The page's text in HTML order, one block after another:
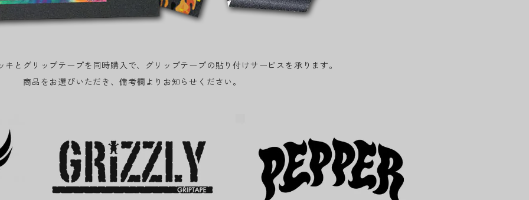
キとグリップテープを同時購入で、グリップテープの貼り付けサービスを承ります。
商品をお選びいただき、備考欄よりお知らせください。